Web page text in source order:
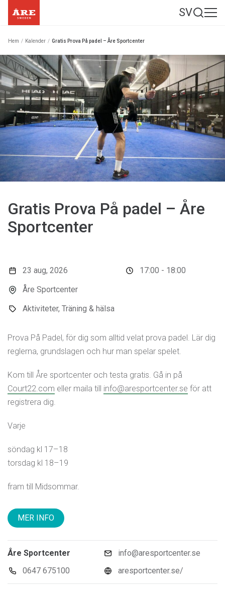
SV
Hem / Kalender / Gratis Prova På padel – Åre Sportcenter
Gratis Prova På padel – Åre
Sportcenter
23 aug, 2026
Åre Sportcenter
Aktiviteter, Träning & hälsa
17:00 - 18:00
Prova På Padel, för dig som alltid velat prova padel. Lär dig
reglerna, grundslagen och hur man spelar spelet.
Kom till Åre sportcenter och testa gratis. Gå in på
Court22.com eller maila till info@aresportcenter.se för att
registrera dig.
Varje
söndag kl 17–18
torsdag kl 18–19
fram till Midsommar.
MER INFO
Åre Sportcenter
0647 675100
info@aresportcenter.se
aresportcenter.se/